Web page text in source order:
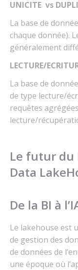
UNICITE vs
La base de
chaque donnée).
généralement
LECTURE/
La base de
de type lecture/
requêtes
lecture/
Le futur du
Data
De la BI à
Le lakehouse est
de gestion des
de données de
une époque où